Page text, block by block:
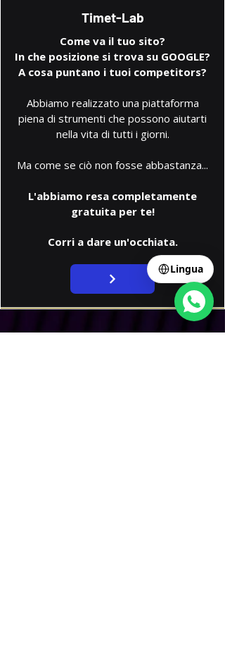
Timet-Lab
Come va il tuo sito?
In che posizione si trova su GOOGLE?
A cosa puntano i tuoi competitors?
Abbiamo realizzato una piattaforma
piena di strumenti che possono aiutarti
nella vita di tutti i giorni.
Ma come se ciò non fosse abbastanza...
L'abbiamo resa completamente
gratuita per te!
Corri a dare un'occhiata.
Lingua